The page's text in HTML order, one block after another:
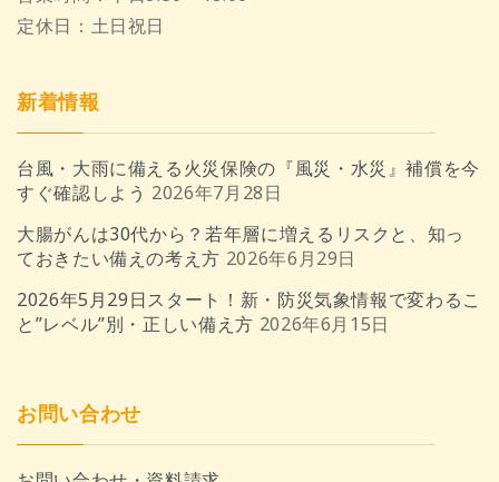
定休日： 土日祝日
新着情報
台風・大雨に備える火災保険の『風災・水災』補償を今
すぐ確認しよう 2026年7月28日
大腸がんは30代から？若年層に増えるリスクと、知っ
ておきたい備えの考え方 2026年6月29日
2026年5月29日スタート！新・防災気象情報で変わるこ
と”レベル”別・正しい備え方 2026年6月15日
お問い合わせ